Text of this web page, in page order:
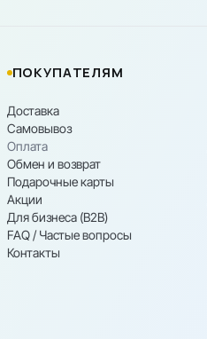
ПОКУПАТЕЛЯМ
Доставка
Самовывоз
Оплата
Обмен и возврат
Подарочные карты
Акции
Для бизнеса (B2B)
FAQ / Частые вопросы
Контакты